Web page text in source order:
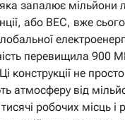
запалює мільйони
або ВЕС, вже
перевищила 900
конструкції не
атмосферу від
робочих місць і